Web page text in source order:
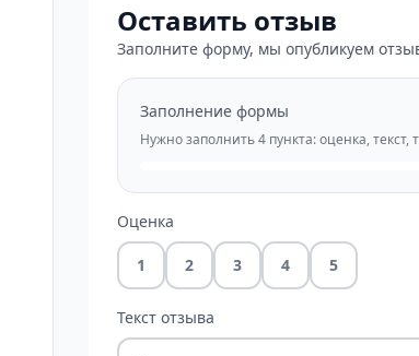
Оставить отзыв
Заполните форму, мы опубликуем
Заполнение формы
Нужно заполнить 4 пункта: оценка, текст,
Оценка
1 2 3 4 5
Текст отзыва